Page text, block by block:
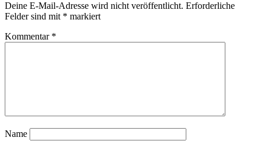
Deine E-Mail-Adresse wird nicht veröffentlicht. Erforderliche
Felder sind mit * markiert
Kommentar *
Name